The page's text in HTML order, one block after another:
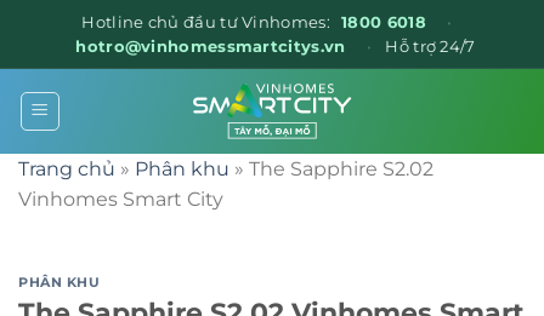
Hotline chủ đầu tư Vinhomes: 1800 6018
•
hotro@vinhomessmartcitys.vn
• Hỗ trợ 24/7
đến
dung
Trang chủ » Phân khu » The Sapphire S2.02
Vinhomes Smart City
PHÂN KHU